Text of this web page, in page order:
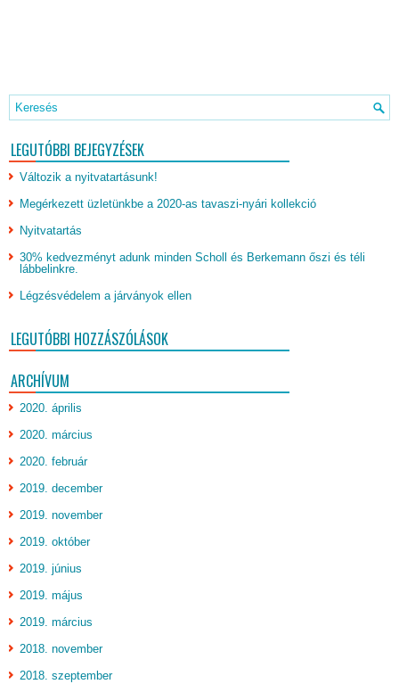
LEGUTÓBBI BEJEGYZÉSEK
Változik a nyitvatartásunk!
Megérkezett üzletünkbe a 2020-as tavaszi-nyári kollekció
Nyitvatartás
30% kedvezményt adunk minden Scholl és Berkemann őszi és téli
lábbelinkre.
Légzésvédelem a járványok ellen
LEGUTÓBBI HOZZÁSZÓLÁSOK
ARCHÍVUM
2020. április
2020. március
2020. február
2019. december
2019. november
2019. október
2019. június
2019. május
2019. március
2018. november
2018. szeptember